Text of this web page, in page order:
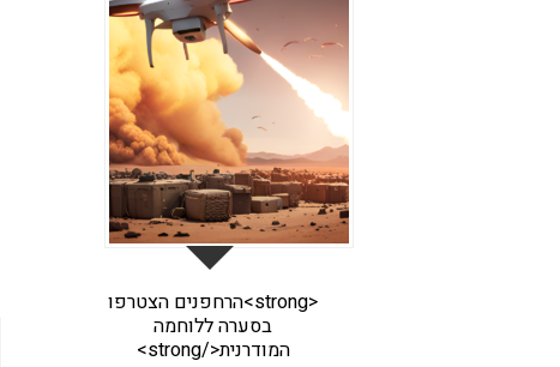
<strong>הרחפנים הצטרפו
בסערה ללוחמה
המודרנית</strong>